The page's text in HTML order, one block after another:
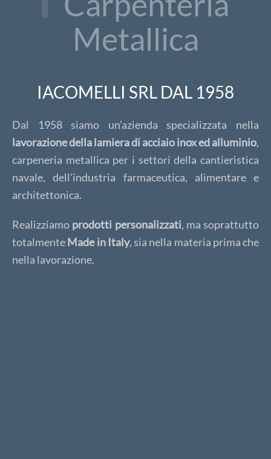
Metallica
IACOMELLI SRL DAL 1958
Dal 1958 siamo un’azienda specializzata nella
lavorazione della lamiera di acciaio inox ed alluminio,
carpeneria metallica per i settori della cantieristica
navale, dell’industria farmaceutica, alimentare e
architettonica.
Realizziamo prodotti personalizzati, ma soprattutto
totalmenteMade in Italy, sia nella materia prima che
nella lavorazione.